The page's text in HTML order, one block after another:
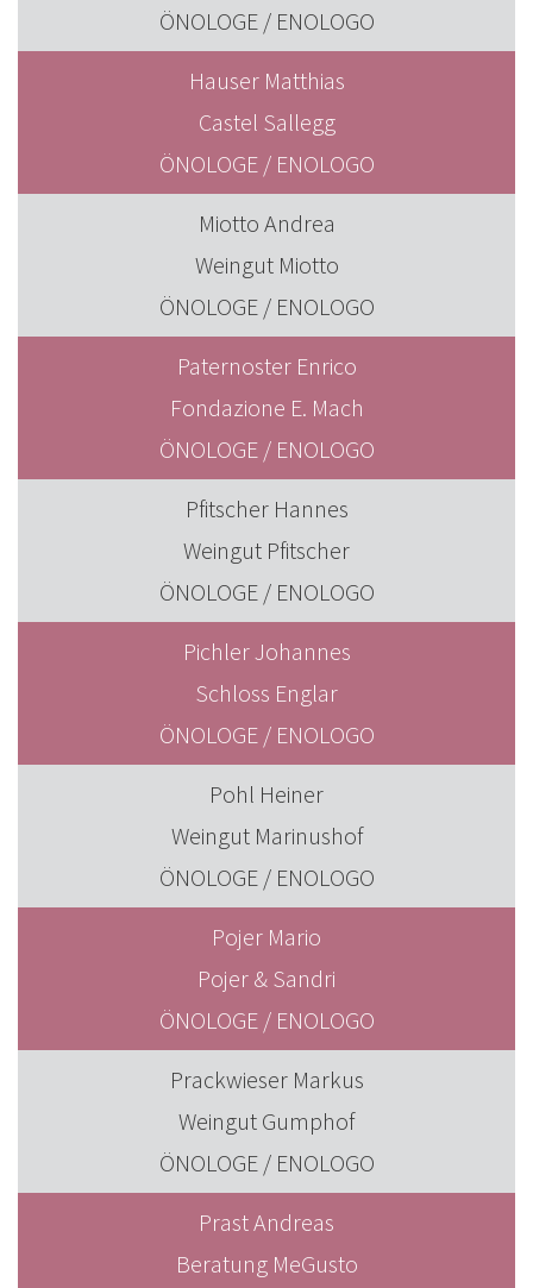
ÖNOLOGE / ENOLOGO
Hauser Matthias
Castel Sallegg
ÖNOLOGE / ENOLOGO
Miotto Andrea
Weingut Miotto
ÖNOLOGE / ENOLOGO
Paternoster Enrico
Fondazione E. Mach
ÖNOLOGE / ENOLOGO
Pfitscher Hannes
Weingut Pfitscher
ÖNOLOGE / ENOLOGO
Pichler Johannes
Schloss Englar
ÖNOLOGE / ENOLOGO
Pohl Heiner
Weingut Marinushof
ÖNOLOGE / ENOLOGO
Pojer Mario
Pojer & Sandri
ÖNOLOGE / ENOLOGO
Prackwieser Markus
Weingut Gumphof
ÖNOLOGE / ENOLOGO
Prast Andreas
Beratung MeGusto